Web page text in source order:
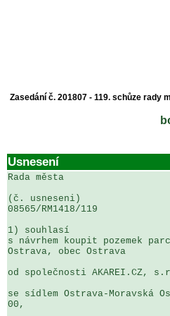
Zasedání č. 201807 - 119. schůze rady
Usnesení
Rada města
(č. usneseni)
08565/RM1418/119
1) souhlasí
s návrhem koupit pozemek
Ostrava, obec Ostrava
od společnosti AKAREI.CZ,
se sídlem Ostrava-Moravská
00,